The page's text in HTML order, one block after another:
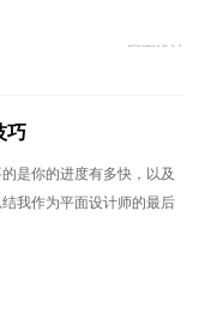
网页设计
巧
是你的进度有多快，以及
我作为平面设计师的最后